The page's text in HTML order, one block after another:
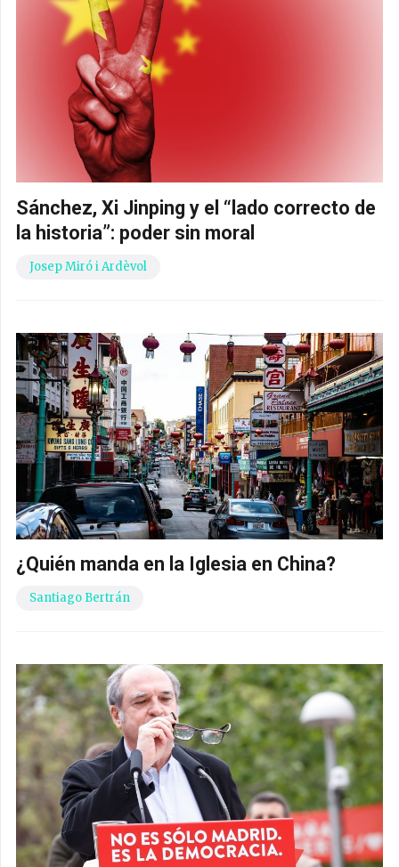
Sánchez, Xi Jinping y el “lado correcto de
la historia”: poder sin moral
Josep Miró i Ardèvol
¿Quién manda en la Iglesia en China?
Santiago Bertrán